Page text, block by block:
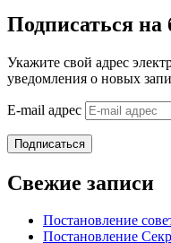
Подписаться на
Укажите свой адрес
уведомления о новых
E-mail адрес
Подписаться
Свежие записи
Постановление
Постановление